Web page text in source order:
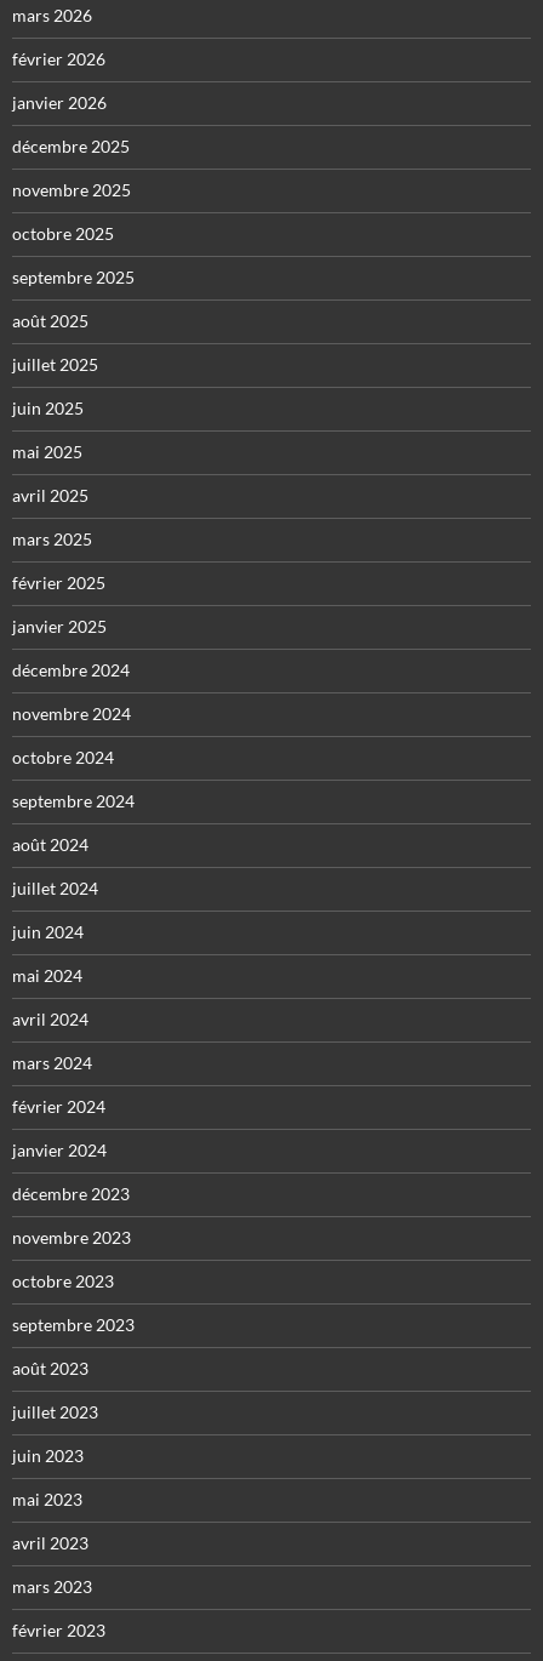
mars 2026
février 2026
janvier 2026
décembre 2025
novembre 2025
octobre 2025
septembre 2025
août 2025
juillet 2025
juin 2025
mai 2025
avril 2025
mars 2025
février 2025
janvier 2025
décembre 2024
novembre 2024
octobre 2024
septembre 2024
août 2024
juillet 2024
juin 2024
mai 2024
avril 2024
mars 2024
février 2024
janvier 2024
décembre 2023
novembre 2023
octobre 2023
septembre 2023
août 2023
juillet 2023
juin 2023
mai 2023
avril 2023
mars 2023
février 2023